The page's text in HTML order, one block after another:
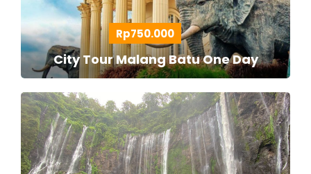
Rp750.000
City Tour Malang Batu One Day